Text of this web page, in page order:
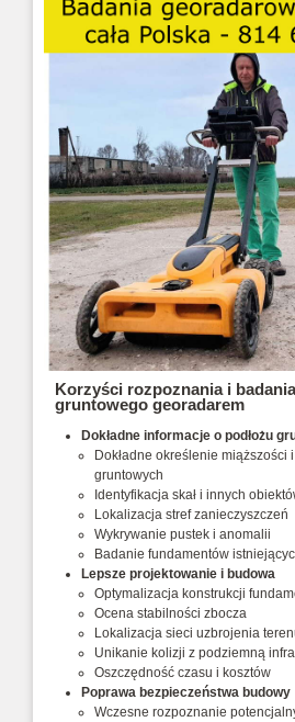
Korzyści rozpoznania i
gruntowego georadarem
Dokładne informacje o podłożu
Dokładne określenie miąższości
gruntowych
Identyfikacja skał i innych
Lokalizacja stref zanieczyszczeń
Wykrywanie pustek i anomalii
Badanie fundamentów
Lepsze projektowanie i budowa
Optymalizacja konstrukcji
Ocena stabilności zbocza
Lokalizacja sieci uzbrojenia
Unikanie kolizji z podziemną
Oszczędność czasu i kosztów
Poprawa bezpieczeństwa budowy
Wczesne rozpoznanie